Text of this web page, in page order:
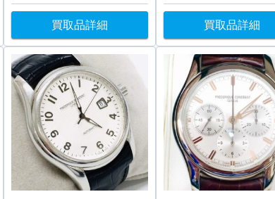
買取品詳細 買取品詳細